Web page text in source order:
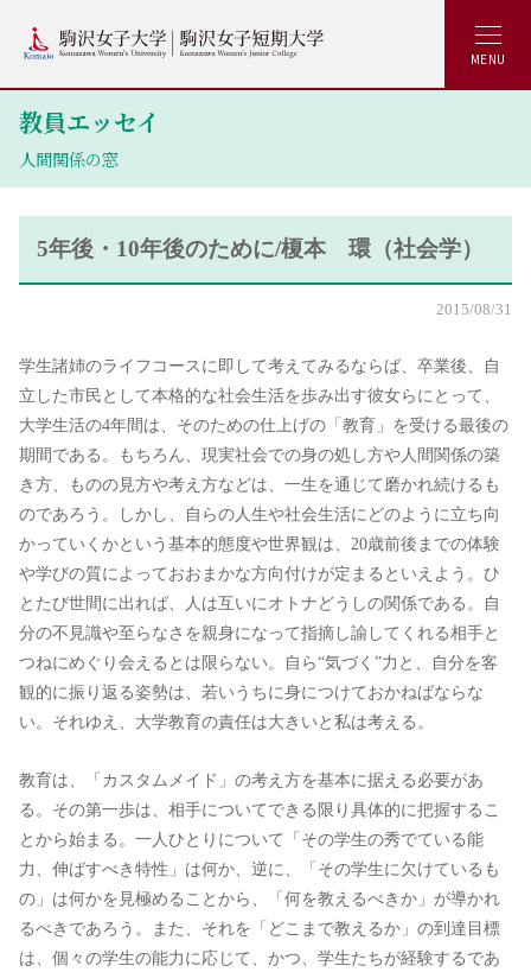
MENU
教員エッセイ
人間関係の窓
5年後・10年後のために/榎本 環（社会学）
2015/08/31
学生諸姉のライフコースに即して考えてみるならば、卒業後、自
立した市民として本格的な社会生活を歩み出す彼女らにとって、
大学生活の4年間は、そのための仕上げの「教育」を受ける最後の
期間である。もちろん、現実社会での身の処し方や人間関係の築
き方、ものの見方や考え方などは、一生を通じて磨かれ続けるも
のであろう。しかし、自らの人生や社会生活にどのように立ち向
かっていくかという基本的態度や世界観は、20歳前後までの体験
や学びの質によっておおまかな方向付けが定まるといえよう。ひ
とたび世間に出れば、人は互いにオトナどうしの関係である。自
分の不見識や至らなさを親身になって指摘し諭してくれる相手と
つねにめぐり会えるとは限らない。自ら“気づく”力と、自分を客
観的に振り返る姿勢は、若いうちに身につけておかねばならな
い。それゆえ、大学教育の責任は大きいと私は考える。
教育は、「カスタムメイド」の考え方を基本に据える必要があ
る。その第一歩は、相手についてできる限り具体的に把握するこ
とから始まる。一人ひとりについて「その学生の秀でている能
力、伸ばすべき特性」は何か、逆に、「その学生に欠けているも
の」は何かを見極めることから、「何を教えるべきか」が導かれ
るべきであろう。また、それを「どこまで教えるか」の到達目標
は、個々の学生の能力に応じて、かつ、学生たちが経験するであ